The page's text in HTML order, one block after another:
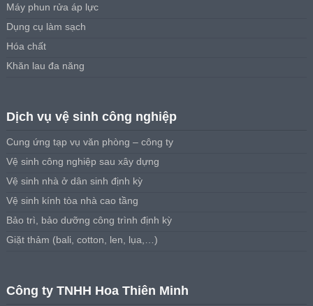
Máy phun rửa áp lực
Dụng cụ làm sạch
Hóa chất
Khăn lau đa năng
Dịch vụ vệ sinh công nghiệp
Cung ứng tạp vụ văn phòng – công ty
Vệ sinh công nghiệp sau xây dựng
Vệ sinh nhà ở dân sinh định kỳ
Vệ sinh kính tòa nhà cao tầng
Bảo trì, bảo dưỡng công trình định kỳ
Giặt thảm (bali, cotton, len, lụa,…)
Công ty TNHH Hoa Thiên Minh